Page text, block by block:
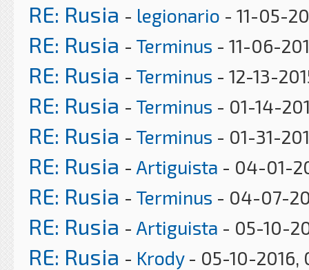
RE: Rusia - legionario - 11-05-
RE: Rusia - Terminus - 11-06-
RE: Rusia - Terminus - 12-13-
RE: Rusia - Terminus - 01-14-
RE: Rusia - Terminus - 01-31-
RE: Rusia - Artiguista - 04-01-
RE: Rusia - Terminus - 04-07-
RE: Rusia - Artiguista - 05-10-
RE: Rusia - Krody- 05-10-2016,